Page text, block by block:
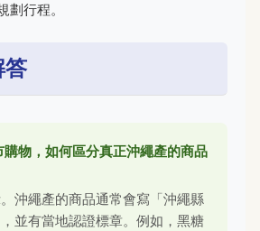
劃行程。
答
物，如何區分真正沖繩產的商品
沖繩產的商品通常會寫「沖繩縣
並有當地認證標章。例如，黑糖